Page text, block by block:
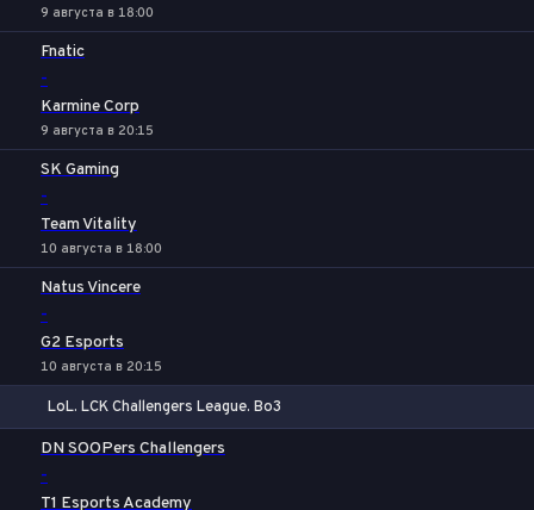
9 августа в 18:00
Fnatic
-
Karmine Corp
9 августа в 20:15
SK Gaming
-
Team Vitality
10 августа в 18:00
Natus Vincere
-
G2 Esports
10 августа в 20:15
LoL. LCK Challengers League. Bo3
DN SOOPers Challengers
-
T1 Esports Academy